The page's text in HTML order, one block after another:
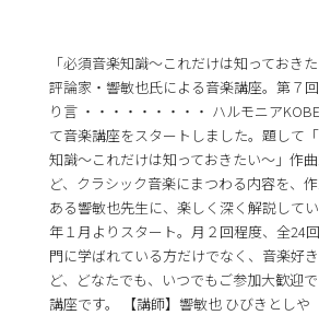
「必須音楽知識〜これだけは知っておき
評論家・響敏也氏による音楽講座。第７
り言 ・・・・・・・・・ ハルモニア
て音楽講座をスタートしました。題して
知識〜これだけは知っておきたい〜」作
ど、クラシック音楽にまつわる内容を、
ある響敏也先生に、楽しく深く解説して
年１月よりスタート。月２回程度、全24
門に学ばれている方だけでなく、音楽好
ど、どなたでも、いつでもご参加大歓迎
講座です。 【講師】響敏也 ひびきとしや